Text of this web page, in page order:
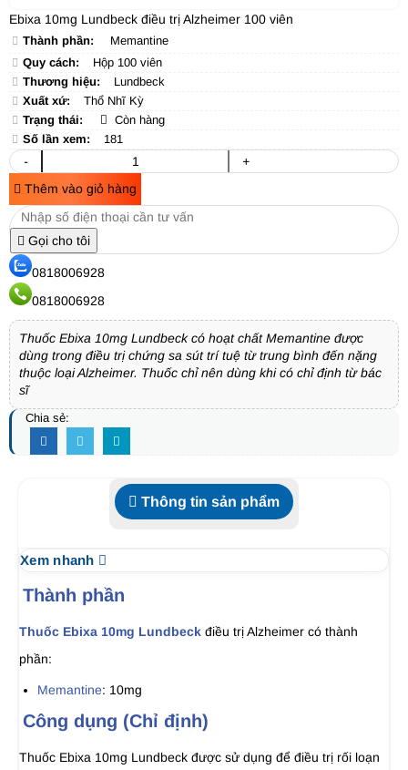
Ebixa 10mg Lundbeck điều trị Alzheimer 100 viên
Thành phần:
Memantine
Quy cách:
Hộp 100 viên
Thương hiệu:
Lundbeck
Xuất xứ:
Thổ Nhĩ Kỳ
Trạng thái:
Còn hàng
Số lần xem:
181
-
+
Thêm vào giỏ hàng
Gọi cho tôi
0818006928
0818006928
Thuốc Ebixa 10mg Lundbeck có hoạt chất Memantine được
dùng trong điều trị chứng sa sút trí tuệ từ trung bình đến nặng
thuộc loại Alzheimer. Thuốc chỉ nên dùng khi có chỉ định từ bác
sĩ
Chia sẻ:
Thông tin sản phẩm
Xem nhanh
Thành phần
Thuốc Ebixa 10mg Lundbeck điều trị Alzheimer có thành
phần:
Memantine: 10mg
Công dụng (Chỉ định)
Thuốc Ebixa 10mg Lundbeck được sử dụng để điều trị rối loạn